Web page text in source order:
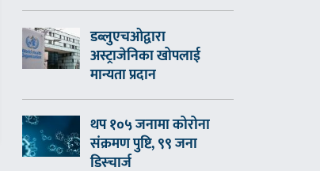
डब्लुएचओद्वारा
अस्ट्राजेनिका खोपलाई
मान्यता प्रदान
थप १०५ जनामा कोरोना
संक्रमण पुष्टि, ९९ जना
डिस्चार्ज